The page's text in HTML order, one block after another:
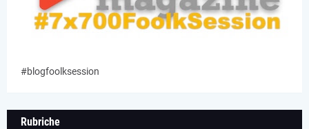
#blogfoolksession
Rubriche